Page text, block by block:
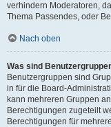
verhindern Moderatoren,
Thema Passendes, oder
Nach oben
Was sind
Benutzergruppen sind
in für die Board-
kann mehreren Gruppen
Berechtigungen zugeteilt
Berechtigungen für